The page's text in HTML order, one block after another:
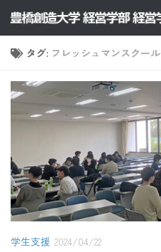
コンテンツへスキップ
タグ: フレッシュマンスクール
学生支援 2024/04/22